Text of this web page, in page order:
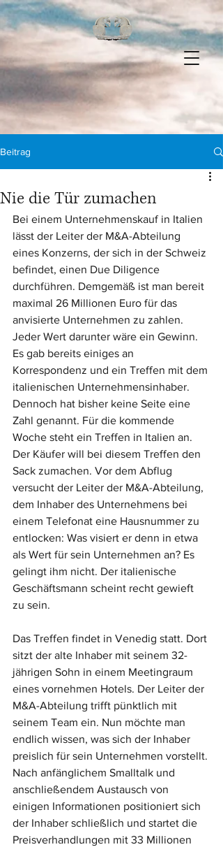
Beitrag
Nie die Tür zumachen
Bei einem Unternehmenskauf in Italien
lässt der Leiter der M&A-Abteilung
eines Konzerns, der sich in der Schweiz
befindet, einen Due Diligence
durchführen. Demgemäß ist man bereit
maximal 26 Millionen Euro für das
anvisierte Unternehmen zu zahlen.
Jeder Wert darunter wäre ein Gewinn.
Es gab bereits einiges an
Korrespondenz und ein Treffen mit dem
italienischen Unternehmensinhaber.
Dennoch hat bisher keine Seite eine
Zahl genannt. Für die kommende
Woche steht ein Treffen in Italien an.
Der Käufer will bei diesem Treffen den
Sack zumachen. Vor dem Abflug
versucht der Leiter der M&A-Abteilung,
dem Inhaber des Unternehmens bei
einem Telefonat eine Hausnummer zu
entlocken: Was visiert er denn in etwa
als Wert für sein Unternehmen an? Es
gelingt ihm nicht. Der italienische
Geschäftsmann scheint recht gewieft
zu sein.
Das Treffen findet in Venedig statt. Dort
sitzt der alte Inhaber mit seinem 32-
jährigen Sohn in einem Meetingraum
eines vornehmen Hotels. Der Leiter der
M&A-Abteilung trifft pünktlich mit
seinem Team ein. Nun möchte man
endlich wissen, was sich der Inhaber
preislich für sein Unternehmen vorstellt.
Nach anfänglichem Smalltalk und
anschließendem Austausch von
einigen Informationen positioniert sich
der Inhaber schließlich und startet die
Preisverhandlungen mit 33 Millionen